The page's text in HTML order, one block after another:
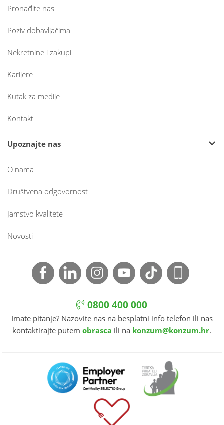
Pronađite nas
Poziv dobavljačima
Nekretnine i zakupi
Karijere
Kutak za medije
Kontakt
Upoznajte nas
O nama
Društvena odgovornost
Jamstvo kvalitete
Novosti
0800 400 000
Imate pitanje? Nazovite nas na besplatni info telefon ili nas
kontaktirajte putem obrasca ili na konzum@konzum.hr.